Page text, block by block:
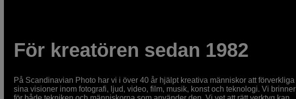
För kreatören sedan 1982
På Scandinavian Photo har vi i över 40 år hjälpt kreativa människor att förverkliga
sina visioner inom fotografi, ljud, video, film, musik, konst och teknologi. Vi brinner